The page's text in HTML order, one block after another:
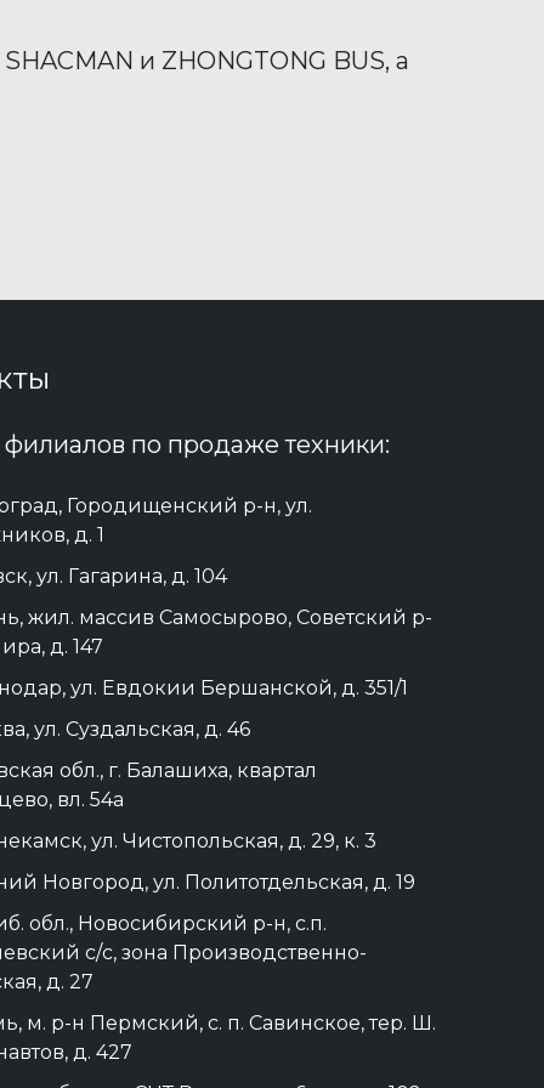
и ZHONGTONG BUS, а
по продаже техники:
Городищенский р-н, ул.
д. 1
ул. Гагарина, д. 104
жил. массив Самосырово, Советский р-
д. 147
ул. Евдокии Бершанской, д. 351/1
ул. Суздальская, д. 46
обл., г. Балашиха, квартал
вл. 54а
ул. Чистопольская, д. 29, к. 3
Новгород, ул. Политотдельская, д. 19
обл., Новосибирский р-н, с.п.
с/с, зона Производственно-
д. 27
м. р-н Пермский, с. п. Савинское, тер. Ш.
д. 427